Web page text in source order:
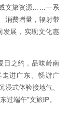
域文旅资源……一系
消费增量，辐射带
发展，实现文化惠
日之约，品味岭南
进广东、畅游广
式体验接地气、
过端午”文旅IP。